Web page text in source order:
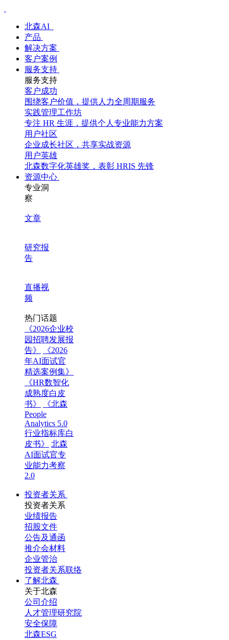
北森AI
产品
解决方案
客户案例
服务支持
服务支持
客户成功
围绕客户价值，提供人力全周期服务
实践管理工作坊
专注 HR 生涯，提供个人专业能力方案
用户社区
企业成长社区，共享实战资源
用户英雄
北森数字化英雄奖，表彰 HRIS 先锋
资源中心
专业洞
察
文章
研究报
告
直播视
频
热门话题
《2026企业校
园招聘发展报
告》
《2026
年AI面试官
精选案例集》
《HR数智化
成熟度白皮
书》
《北森
People
Analytics 5.0
行业指标库白
皮书》
北森
AI面试官专
业能力考察
2.0
投资者关系
投资者关系
业绩报告
招股文件
公告及通函
推介会材料
企业管治
投资者关系联络
了解北森
关于北森
公司介绍
人才管理研究院
安全保障
北森ESG